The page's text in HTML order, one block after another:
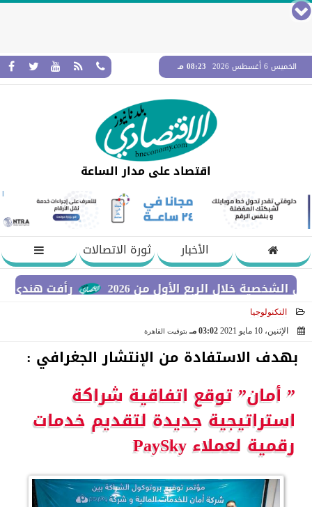
الخميس 6 أغسطس 2026 08:23 مـ
اقتصاد على مدار الساعة
الأخبار
ثورة الاتصالات
رأفت هندي: نستهدف
خلال الربع الأول من 2026
التكنولوجيا
الإثنين، 10 مايو 2021
03:02 مـ بتوقيت القاهرة
بهدف الاستفادة من الإنتشار الجغرافي :
” أمان” توقع اتفاقية شراكة
استراتيجية جديدة لتقديم خدمات
رقمية لعملاء PaySky